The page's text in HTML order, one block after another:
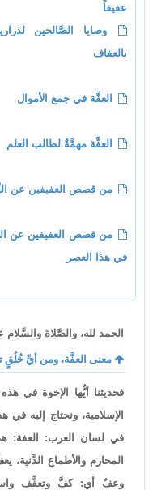
عفيفاً
وصايا الصَّالحين
بالعفاف
العفَّة في جمع الأموال
العفَّة مهمَّةٌ لطالب العلم
من قصص العفيفين عن
من قصص العفيفين عن
في هذا العصر
الحمد لله، والصَّلاة
معنى العفَّة، ومن أيِّ خُلُقٍ
فحديثنا أيُّها الإخوة في
الإسلامية، ونحتاج إليه
في لسان العرب: العفة:
المحارم والأطماع
وعفٌ أي: كفَّ وتعفَّف